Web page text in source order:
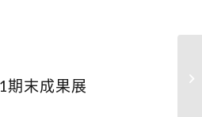
期末成果展